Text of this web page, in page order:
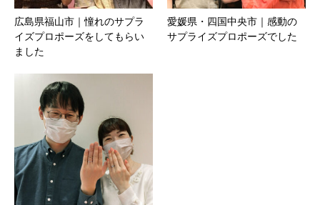
広島県福山市｜憧れのサプラ
イズプロポーズをしてもらい
ました
愛媛県・四国中央市｜感動の
サプライズプロポーズでした